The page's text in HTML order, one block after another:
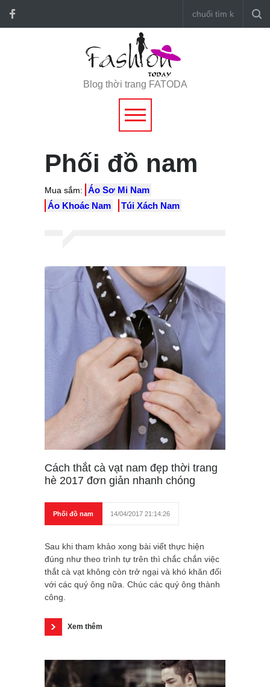
Blog thời trang FATODA
Phối đồ nam
Mua sắm:
Áo Sơ Mi Nam
Áo Khoác Nam
Túi Xách Nam
Cách thắt cà vạt nam đẹp thời trang
hè 2017 đơn giản nhanh chóng
Phối đồ nam 14/04/2017 21:14:26
Sau khi tham khảo xong bài viết thực hiện
đúng như theo trình tự trên thì chắc chắn việc
thắt cà vạt không còn trở ngại và khó khăn đối
với các quý ông nữa. Chúc các quý ông thành
công.
Xem thêm